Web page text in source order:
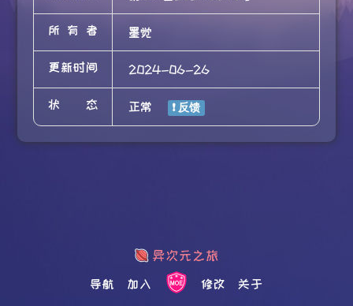
所有者 墨觉
更新时间 2024-06-26
状态 正常
导航 加入 修改 关于